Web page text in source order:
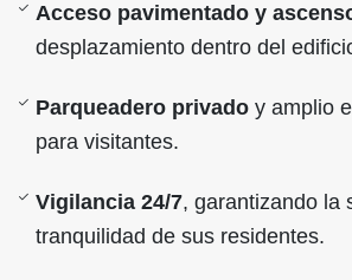
Acceso pavimentado y
desplazamiento dentro del
Parqueadero privado y amplio
para visitantes.
Vigilancia 24/7, garantizando la
tranquilidad de sus residentes.